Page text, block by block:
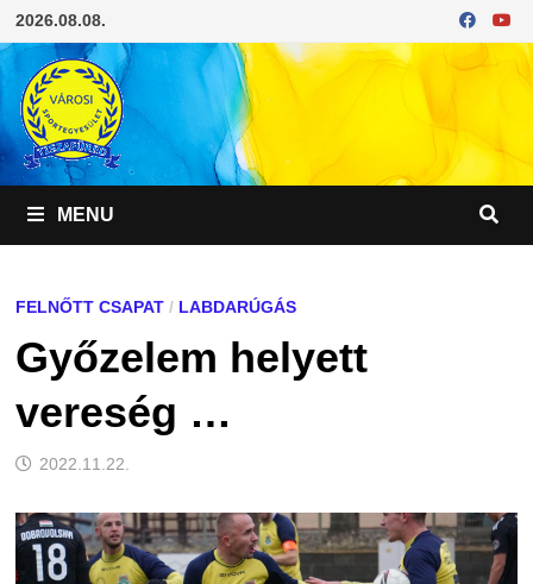
Skip
to
content
2026.08.08.
MENU
FELNŐTT CSAPAT/ LABDARÚGÁS
Győzelem helyett
vereség …
2022.11.22.